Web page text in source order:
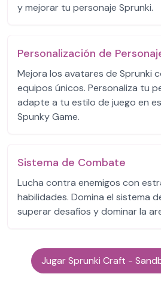
y mejorar tu personaje Sprunki.
Personalización de
Mejora los avatares de Sprunki
equipos únicos. Personaliza tu
adapte a tu estilo de juego en
Spunky Game.
Sistema de Combate
Lucha contra enemigos con
habilidades. Domina el sistema
superar desafíos y dominar la
Jugar Sprunki Craft -